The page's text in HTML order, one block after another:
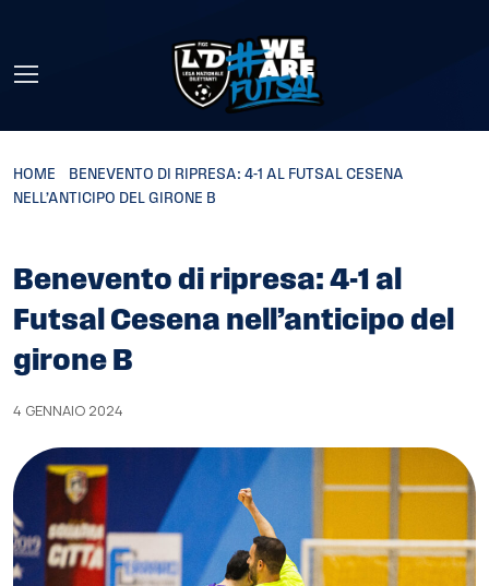
HOME
BENEVENTO DI RIPRESA: 4-1 AL FUTSAL CESENA
NELL’ANTICIPO DEL GIRONE B
Benevento di ripresa: 4-1 al
Futsal Cesena nell’anticipo del
girone B
4 GENNAIO 2024